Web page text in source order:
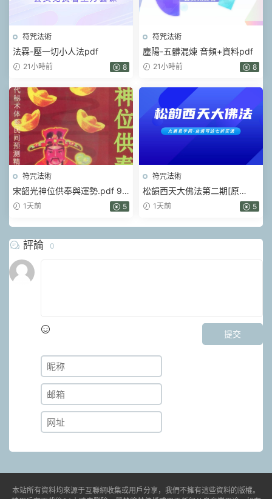
符咒法術
法霖-壓一切小人法pdf
21小時前 8
符咒法術
塵陽-五髒混煉 音頻+資料pdf
21小時前 8
符咒法術
宋韶光神位供奉與運勢.pdf 99
頁 1天前 5
符咒法術
松韻西天大佛法第二期[原
版].pdf 5頁
1天前 5
評論 0
提交
本站所有資料均來源于互聯網收集或用戶分享，我們不擁有這些資料的版權。